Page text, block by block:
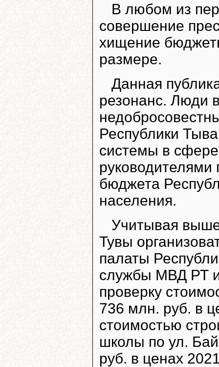
В любом из
совершение
хищение
размере.
Данная
резонанс. Люди
Республики
системы в сфере
руководителями
бюджета
населения.
Учитывая
Тувы
палаты
службы МВД РТ и
проверку
736 млн. руб. в
стоимостью
школы по ул.
руб. в ценах